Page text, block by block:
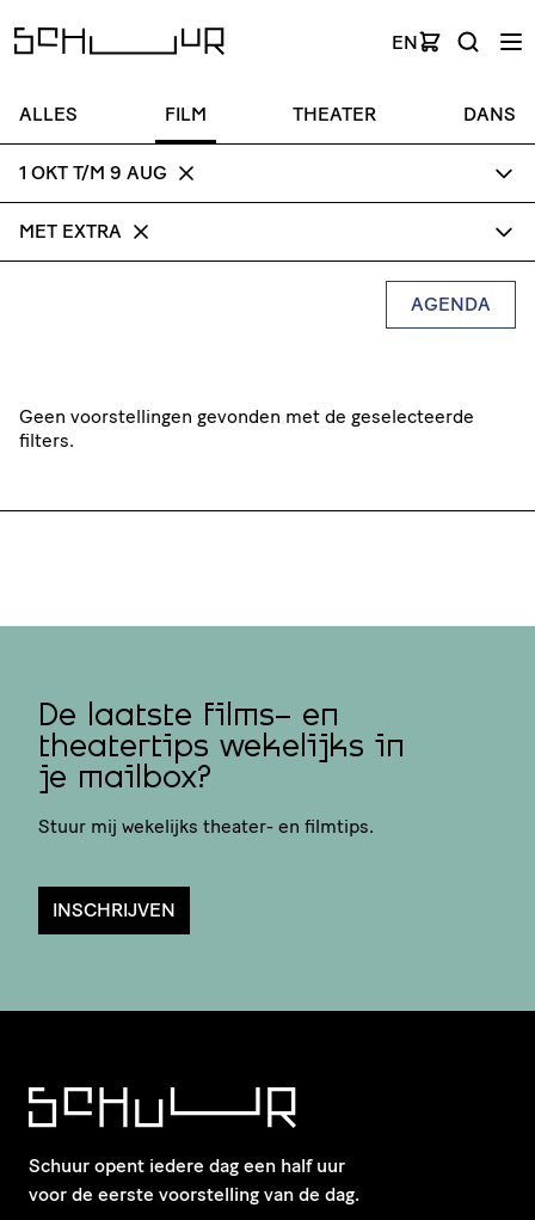
EN
ALLES FILM THEATER DANS
1 OKT T/M 9 AUG
MET EXTRA
AGENDA
Geen voorstellingen gevonden met de geselecteerde
filters.
De laatste films- en
theatertips wekelijks in
je mailbox?
Stuur mij wekelijks theater- en filmtips.
INSCHRIJVEN
Schuur opent iedere dag een half uur
voor de eerste voorstelling van de dag.